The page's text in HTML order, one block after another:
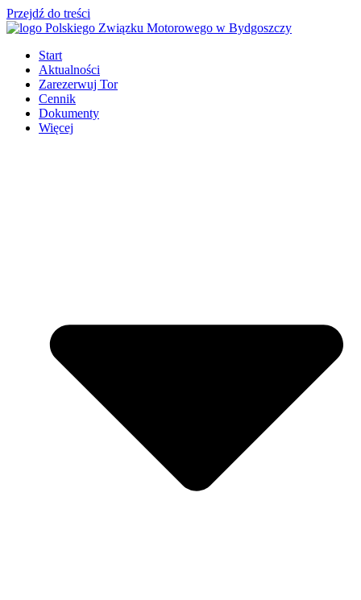
Przejdź do treści
Start
Aktualności
Zarezerwuj Tor
Cennik
Dokumenty
Więcej